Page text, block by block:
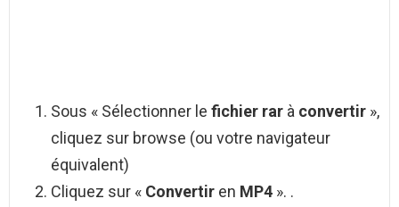
Sous « Sélectionner le fichier rar à convertir »,
cliquez sur browse (ou votre navigateur
équivalent)
Cliquez sur « Convertir en MP4 ». .